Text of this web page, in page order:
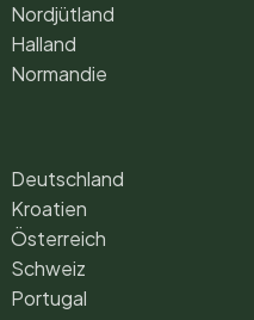
Nordjütland
Halland
Normandie
Deutschland
Kroatien
Österreich
Schweiz
Portugal